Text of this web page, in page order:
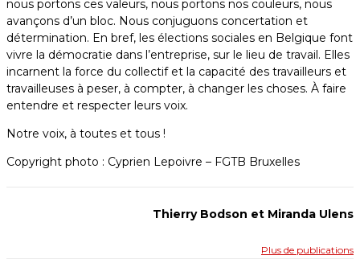
nous portons ces valeurs, nous portons nos couleurs, nous
avançons d’un bloc. Nous conjuguons concertation et
détermination. En bref, les élections sociales en Belgique font
vivre la démocratie dans l’entreprise, sur le lieu de travail. Elles
incarnent la force du collectif et la capacité des travailleurs et
travailleuses à peser, à compter, à changer les choses. À faire
entendre et respecter leurs voix.
Notre voix, à toutes et tous !
Copyright photo : Cyprien Lepoivre – FGTB Bruxelles
Thierry Bodson et Miranda Ulens
Plus de publications